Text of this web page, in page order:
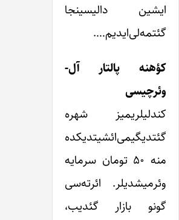
ایشین دالیسینجا
گئتمه‌لی‌ایدیم….
کؤهنه پالتار آل-
وئرچیسی
کندلیلریمیز شهره
گئتدیگیمی‌ائشیتدیکده
منه ۵۰ تومان سرمایه
وئرمیشدیلر. ائرته‌سی
گونو بازار گئدیب،